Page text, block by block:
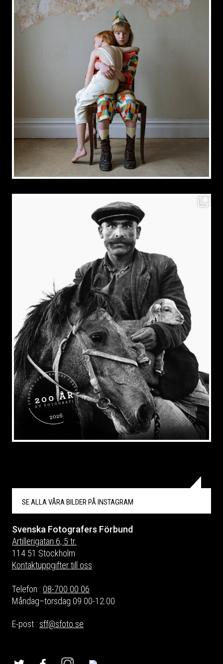
SE ALLA VÅRA BILDER PÅ INSTAGRAM
Svenska Fotografers Förbund
Artillerigatan 6, 5 tr.
114 51 Stockholm
Kontaktuppgifter till oss
Telefon : 08-700 00 06
Måndag–torsdag 09.00-12.00
E-post : sff@sfoto.se